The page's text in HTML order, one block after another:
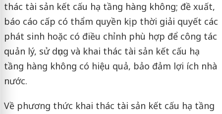
thác tài sản kết cấu hạ tầng hàng không; đề xuất,
báo cáo cấp có thẩm quyền kịp thời giải quyết các
phát sinh hoặc có điều chỉnh phù hợp để công tác
quản lý, sử dụng và khai thác tài sản kết cấu hạ
tầng hàng không có hiệu quả, bảo đảm lợi ích nhà
nước.
Về phương thức khai thác tài sản kết cấu hạ tầng